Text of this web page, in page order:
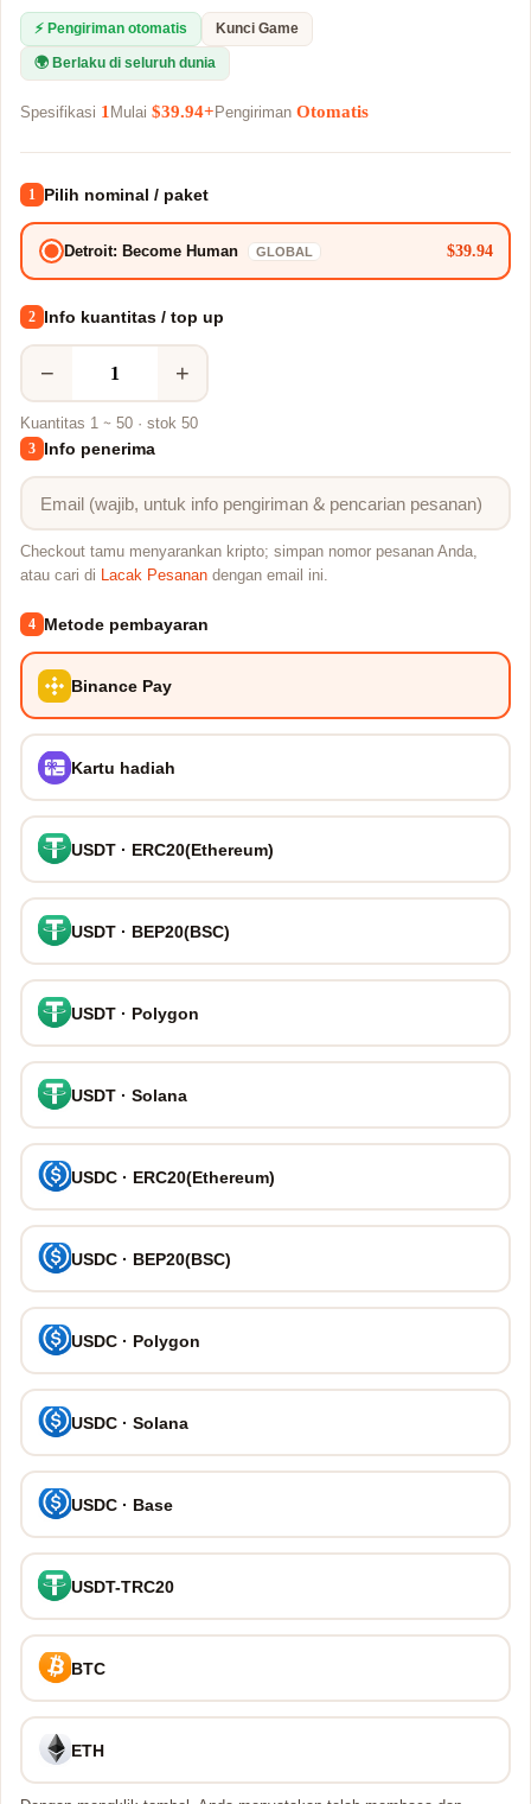
⚡ Pengiriman otomatis Kunci Game
🌍 Berlaku di seluruh dunia
Spesifikasi 1 Mulai $39.94+ Pengiriman Otomatis
1 Pilih nominal / paket
Detroit: Become Human GLOBAL $39.94
2 Info kuantitas / top up
− +
Kuantitas 1 ~ 50 · stok 50
3 Info penerima
Checkout tamu menyarankan kripto; simpan nomor pesanan Anda,
atau cari di Lacak Pesanan dengan email ini.
4 Metode pembayaran
Binance Pay
Kartu hadiah
USDT · ERC20(Ethereum)
USDT · BEP20(BSC)
USDT · Polygon
USDT · Solana
USDC · ERC20(Ethereum)
USDC · BEP20(BSC)
USDC · Polygon
USDC · Solana
USDC · Base
USDT-TRC20
BTC
ETH